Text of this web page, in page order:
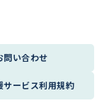
問い合わせ
サービス利用規約